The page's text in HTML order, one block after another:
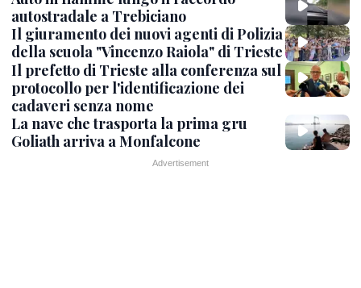
autostradale a Trebiciano
Il giuramento dei nuovi agenti di Polizia
della scuola "Vincenzo Raiola" di Trieste
Il prefetto di Trieste alla conferenza sul
protocollo per l'identificazione dei
cadaveri senza nome
La nave che trasporta la prima gru
Goliath arriva a Monfalcone